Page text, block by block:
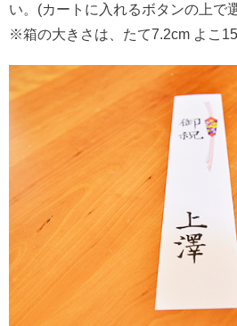
い。(カートに入れるボタンの上で
※箱の大きさは、たて7.2cm よこ